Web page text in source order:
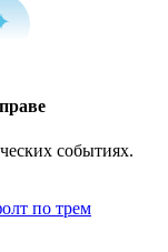
событиях.
по трем